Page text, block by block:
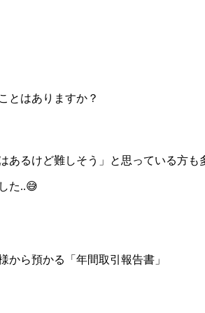
とはありますか？
あるけど難しそう」と思っている方も
た..😅
から預かる「年間取引報告書」